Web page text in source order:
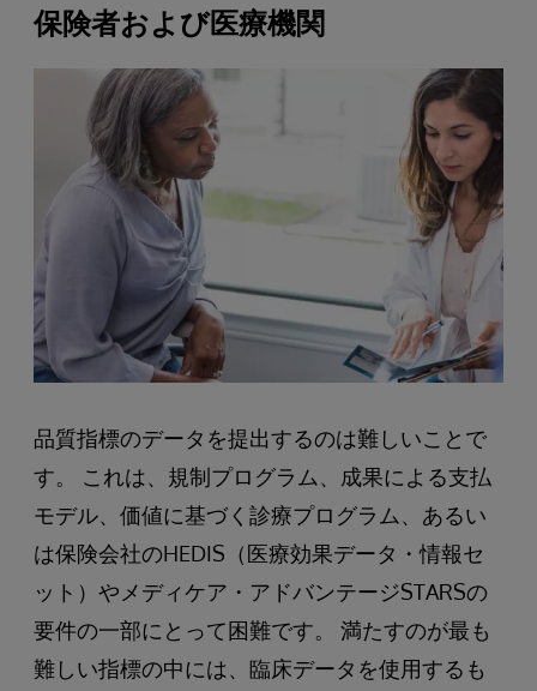
保険者および医療機関
品質指標のデータを提出するのは難しいことで
す。 これは、規制プログラム、成果による支払
モデル、価値に基づく診療プログラム、あるい
は保険会社のHEDIS（医療効果データ・情報セ
ット）やメディケア・アドバンテージSTARSの
要件の一部にとって困難です。 満たすのが最も
難しい指標の中には、臨床データを使用するも